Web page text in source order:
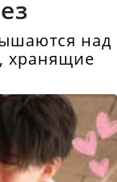
над
хранящие